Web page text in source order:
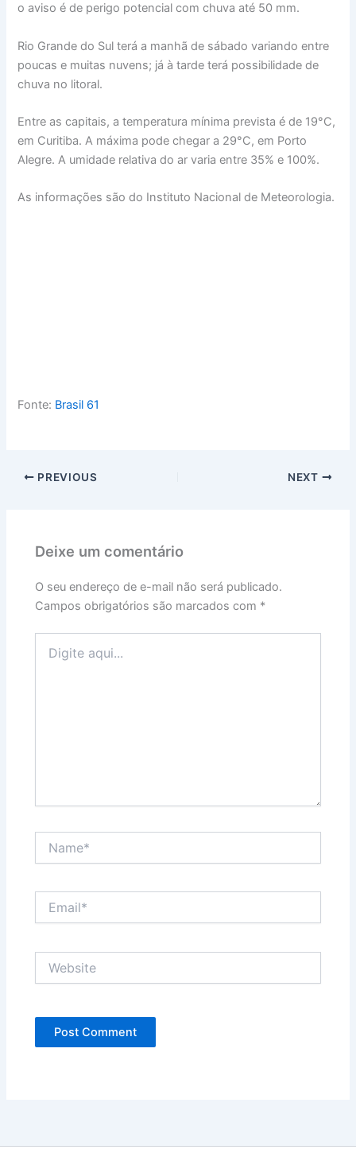
o aviso é de perigo potencial com chuva até 50 mm.
Rio Grande do Sul terá a manhã de sábado variando entre
poucas e muitas nuvens; já à tarde terá possibilidade de
chuva no litoral.
Entre as capitais, a temperatura mínima prevista é de 19°C,
em Curitiba. A máxima pode chegar a 29°C, em Porto
Alegre. A umidade relativa do ar varia entre 35% e 100%.
As informações são do Instituto Nacional de Meteorologia.
Fonte: Brasil 61
PREVIOUS NEXT
Deixe um comentário
O seu endereço de e-mail não será publicado.
Campos obrigatórios são marcados com *
aqui...